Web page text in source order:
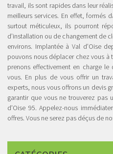
travail, ils sont rapides dans leur
meilleurs services. En effet, formés
surtout méticuleux, ils pourront
d’installation ou de changement de
environs. Implantée à Val d’Oise
pouvons nous déplacer chez vous
prenons effectivement en charge
vous. En plus de vous offrir un
experts, nous vous offrons un devis
garantir que vous ne trouverez pas
d’Oise 95. Appelez-nous
offres. Vous ne serez pas déçus de